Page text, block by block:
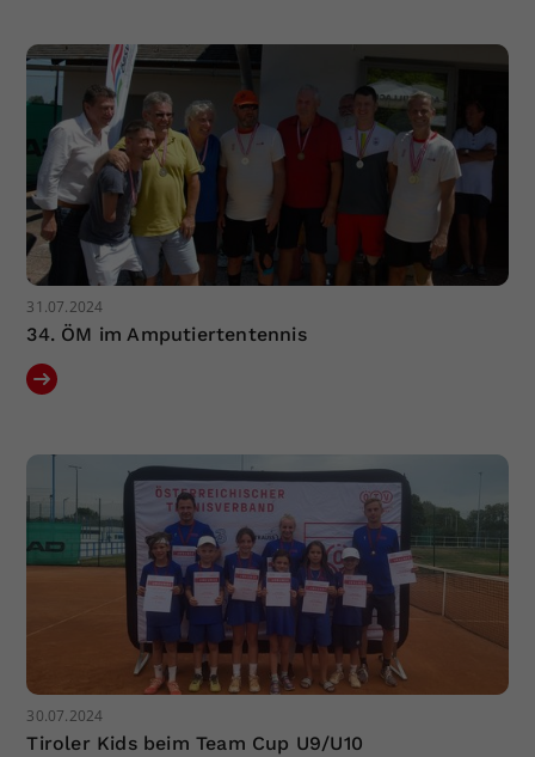
31.07.2024
34. ÖM im Amputiertentennis
30.07.2024
Tiroler Kids beim Team Cup U9/U10
Zweck
Einstellungen. Unter anderem eine
zufällig generierte ID, für die
historische Speicherung Ihrer
vorgenommen Einstellungen, falls der
Webseiten-Betreiber dies eingestellt
hat.